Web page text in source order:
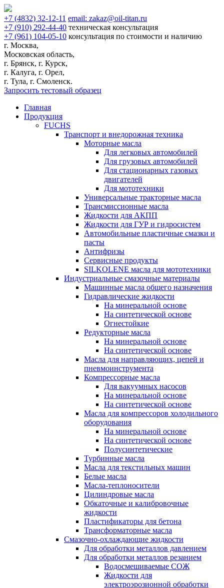
+7 (4832) 32-12-11 email: zakaz@oil-titan.ru
+7 (910) 292-44-40 техническая консультация
+7 (961) 104-05-10 консультация по стоимости и наличию
г. Москва,
Московская область,
г. Брянск, г. Курск,
г. Калуга, г. Орел,
г. Тула, г. Смоленск.
Запросить тестовый образец
Главная
Продукция
FUCHS
Транспорт и внедорожная техника
Моторные масла
Для легковых автомобилей
Для грузовых автомобилей
Для стационарных газовых
двигателей
Для мототехники
Универсальные тракторные масла
Трансмиссионные масла
Жидкости для АКПП
Жидкости для ГУР и гидросистем
Автомобильные пластичные смазки и
пасты
Антифризы
Сервисные продукты
SILKOLENE масла для мототехники
Индустриальные смазочные материалы
Машинные масла общего назначения
Гидравлические жидкости
На минеральной основе
На синтетической основе
Огнестойкие
Редукторные масла
На минеральной основе
На синтетической основе
Масла для направляющих, цепей и
пневмоинструмента
Компрессорные масла
Для вакуумных насосов
На минеральной основе
На синтетической основе
Масла для компрессоров холодильного
оборудования
На минеральной основе
На синтетической основе
Полусинтетические
Турбинные масла
Масла для текстильных машин
Белые масла
Масла-теплоносители
Цилиндровые масла
Обкаточные и калибровочные
жидкости
Пластификаторы для бетона
Трансформаторные масла
Смазочно-охлаждающие жидкости
Для обработки металлов давлением
Для обработки металлов резанием
Водосмешиваемые СОЖ
Жидкости для
электроэрозионной обработки